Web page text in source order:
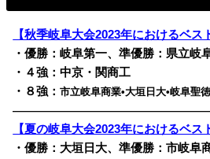
【秋季岐阜大会2023年におけるベス
・優勝：岐阜第一、準優勝：県立岐
・４強：中京・関商工
・８強：市立岐阜商業•大垣日大•岐阜聖
【夏の岐阜大会2023年におけるベス
・優勝：大垣日大、準優勝：市岐阜